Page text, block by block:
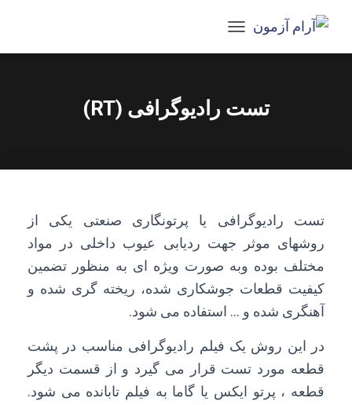
O
E
I
T
O
تست رادیوگرافی (RT)
تست رادیوگرافی یا پرتونگاری صنعتی یکی از
روشهای موثر جهت ردیابی عیوب داخلی در مواد
مختلف بوده وبه صورت ویژه ای به منظور تضمین
کیفیت قطعات جوشکاری شده، ریخته گری شده و
آهنگری شده و … استفاده می شود.
در این روش یک فیلم رادیوگرافی مناسب در پشت
قطعه مورد تست قرار می گیرد و از قسمت دیگر
قطعه ، پرتو ایکس یا گاما به فیلم تابانده می شود.